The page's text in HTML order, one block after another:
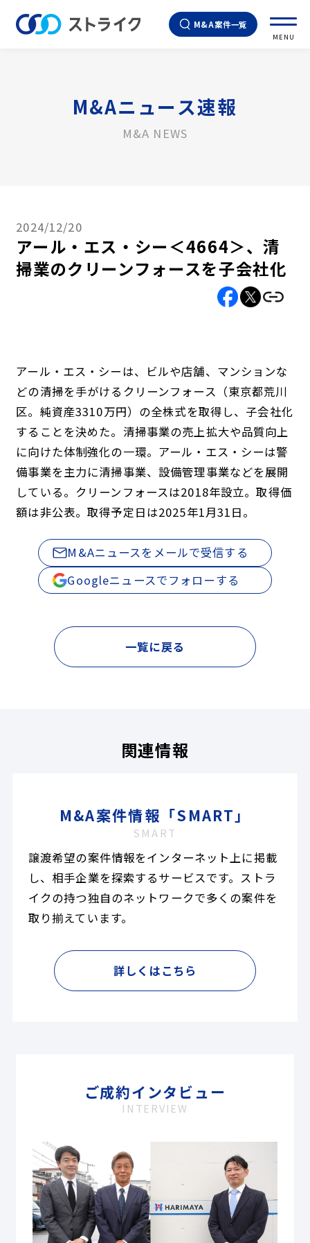
M&A案件一覧
MENU
M&Aニュース速報
M&A NEWS
2024/12/20
アール・エス・シー＜4664＞、清
掃業のクリーンフォースを子会社化
アール・エス・シーは、ビルや店舗、マンションな
どの清掃を手がけるクリーンフォース（東京都荒川
区。純資産3310万円）の全株式を取得し、子会社化
することを決めた。清掃事業の売上拡大や品質向上
に向けた体制強化の一環。アール・エス・シーは警
備事業を主力に清掃事業、設備管理事業などを展開
している。クリーンフォースは2018年設立。取得価
額は非公表。取得予定日は2025年1月31日。
M&Aニュースをメールで受信する
Googleニュースでフォローする
一覧に戻る
関連情報
M&A案件情報「SMART」
SMART
譲渡希望の案件情報をインターネット上に掲載
し、相手企業を探索するサービスです。ストラ
イクの持つ独自のネットワークで多くの案件を
取り揃えています。
詳しくはこちら
ご成約インタビュー
INTERVIEW